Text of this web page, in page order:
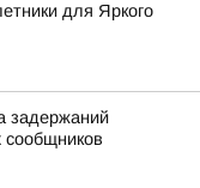
для Яркого
задержаний
сообщников